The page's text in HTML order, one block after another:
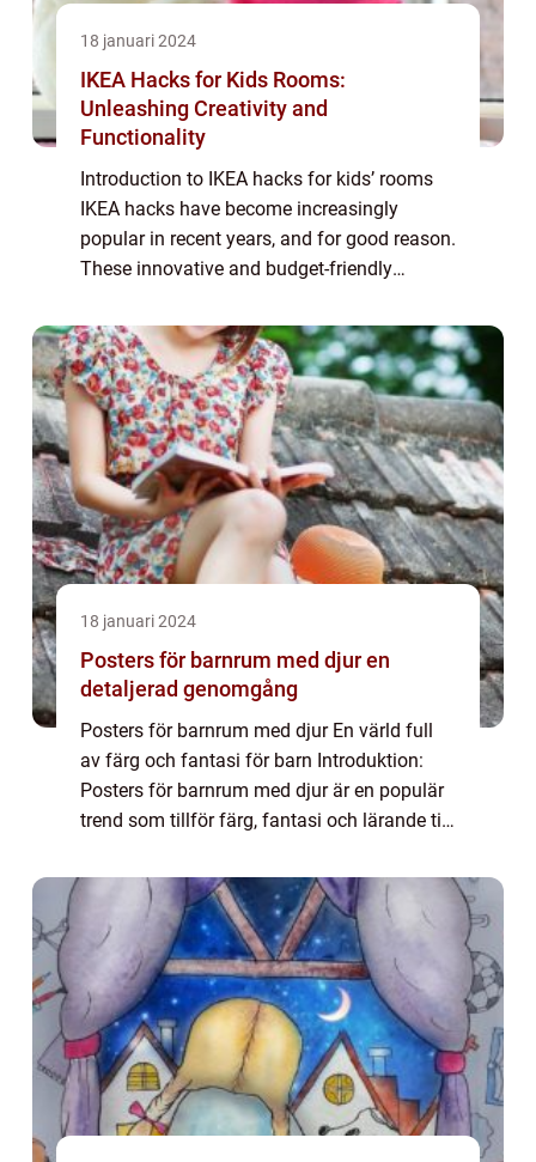
18 januari 2024
IKEA Hacks for Kids Rooms:
Unleashing Creativity and
Functionality
Introduction to IKEA hacks for kids’ rooms
IKEA hacks have become increasingly
popular in recent years, and for good reason.
These innovative and budget-friendly
IKEA furniture into customized pieces t...
18 januari 2024
Posters för barnrum med djur en
detaljerad genomgång
Posters för barnrum med djur En värld full
av färg och fantasi för barn Introduktion:
Posters för barnrum med djur är en populär
trend som tillför färg, fantasi och lärande till
djur på väggarna kan barnen up...